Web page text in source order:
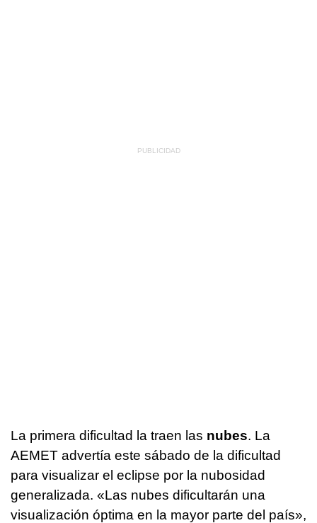
La primera dificultad la traen las nubes. La
AEMET advertía este sábado de la dificultad
para visualizar el eclipse por la nubosidad
generalizada. «Las nubes dificultarán una
visualización óptima en la mayor parte del país»,